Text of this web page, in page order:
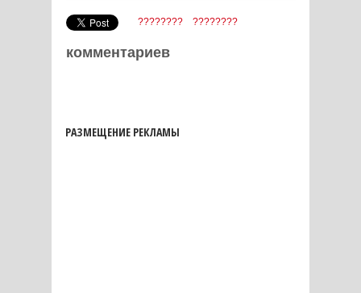
???????? ????????
комментариев
РАЗМЕЩЕНИЕ РЕКЛАМЫ